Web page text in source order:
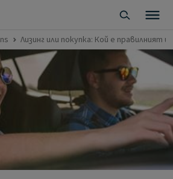
Лизинг или покупка: Кой е правилният